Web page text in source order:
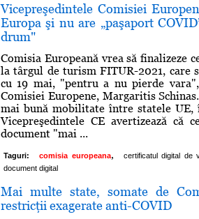
Vicepreşedintele Comisiei
Europa şi nu are „paşaport
drum"
Comisia Europeană vrea să finalizeze
la târgul de turism FITUR-2021, care
cu 19 mai, "pentru a nu pierde
Comisiei Europene, Margaritis
mai bună mobilitate între statele UE,
Vicepreşedintele CE avertizează
document "mai ...
Taguri: comisia europeana, certificatul digital de
document digital
Mai multe state, somate de
restricţii exagerate anti-COVID